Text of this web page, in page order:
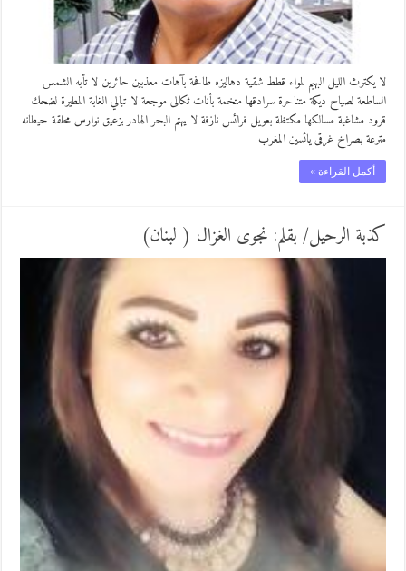
لا يكترث الليل البهيم لمواء قطط شقية دهاليزه طافحة بآهات معذبين حائرين لا تأبه الشمس
الساطعة لصياح ديكة متناحرة سرادقها متخمة بأنات ثكالى موجعة لا تبالي الغابة المطيرة لضحك
قرود مشاغبة مسالكها مكتظة بعويل فرائس نازفة لا يهتم البحر الهادر بزعيق نوارس محلقة حيطانه
مترعة بصراخ غرقى يائسين المغرب
أكمل القراءة »
كذبة الرحيل/ بقلم: نجوى الغزال ( لبنان)